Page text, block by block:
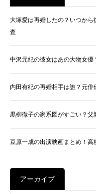
大塚愛は再婚したの？いつか
査
中沢元紀の彼女はあの大物女
内田有紀の再婚相手は誰？元
黒柳徹子の家系図がすごい？
豆原一成の出演映画まとめ！
アーカイブ